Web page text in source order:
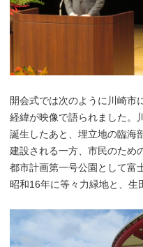
開会式では次のように川崎市
経緯が映像で語られました。
誕生したあと、埋立地の臨海
建設される一方、市民のため
都市計画第一号公園として富
昭和16年に等々力緑地と、生